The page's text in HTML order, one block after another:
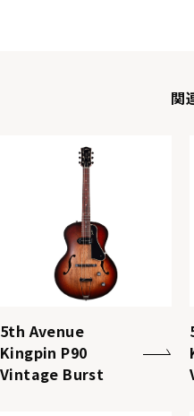
関
5th Avenue
Kingpin P90
Vintage Burst